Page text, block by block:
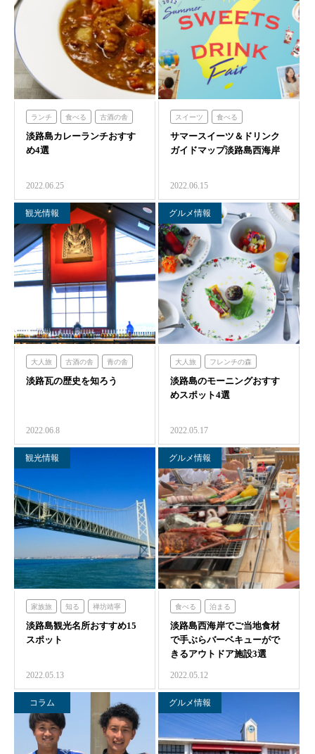
ランチ 食べる 古酒の舎
オーシャンテラス
のじまスコーラ
シェフガーデン
淡路島カレーランチおすす
め4選
2022.06.25
スイーツ 食べる
ハローキティスマイル
ミエレ ミエレザガーデン
のじまスコーラ
クラフトサーカス
海神人の食卓
サマースイーツ＆ドリンク
ガイドマップ淡路島西海岸
2022.06.15
観光情報
大人旅 古酒の舎 青の舎
のじまスコーラ 青海波
淡路瓦の歴史を知ろう
2022.06.8
グルメ情報
大人旅 フレンチの森
ハローキティスマイル
ミエレ ミエレザガーデン
のじまスコーラ
淡路島のモーニングおすす
めスポット4選
2022.05.17
観光情報
家族旅 知る 禅坊靖寧
ハローキティスマイル
のじまスコーラ
淡路島観光名所おすすめ15
スポット
2022.05.13
グルメ情報
食べる 泊まる
グランシャリオ
のじまスコーラ
クラフトサーカス
淡路島西海岸でご当地食材
で手ぶらバーベキューがで
きるアウトドア施設3選
2022.05.12
コラム グルメ情報